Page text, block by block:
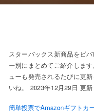
スターバックス新商品をビ
ー別にまとめてご紹介しま
ューも発売されるたびに更
いね。 2023年12月29日 更新
簡単投票でAmazonギフトカ